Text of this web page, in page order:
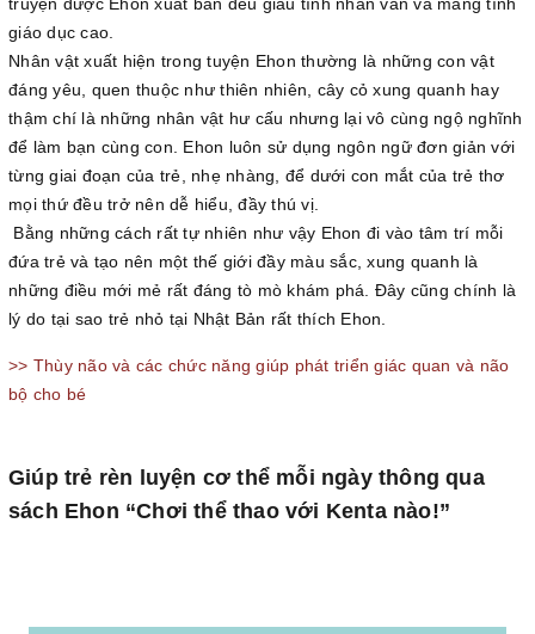
truyện được Ehon xuất bản đều giàu tính nhân văn và mang tính
giáo dục cao.
Nhân vật xuất hiện trong tuyện Ehon thường là những con vật
đáng yêu, quen thuộc như thiên nhiên, cây cỏ xung quanh hay
thậm chí là những nhân vật hư cấu nhưng lại vô cùng ngộ nghĩnh
để làm bạn cùng con. Ehon luôn sử dụng ngôn ngữ đơn giản với
từng giai đoạn của trẻ, nhẹ nhàng, để dưới con mắt của trẻ thơ
mọi thứ đều trở nên dễ hiểu, đầy thú vị.
Bằng những cách rất tự nhiên như vậy Ehon đi vào tâm trí mỗi
đứa trẻ và tạo nên một thế giới đầy màu sắc, xung quanh là
những điều mới mẻ rất đáng tò mò khám phá. Đây cũng chính là
lý do tại sao trẻ nhỏ tại Nhật Bản rất thích Ehon.
>> Thùy não và các chức năng giúp phát triển giác quan và não
bộ cho bé
Giúp trẻ rèn luyện cơ thể mỗi ngày thông qua
sách Ehon “Chơi thể thao với Kenta nào!”